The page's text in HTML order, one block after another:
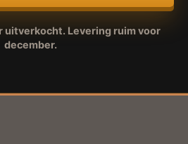
uitverkocht. Levering ruim voor
december.